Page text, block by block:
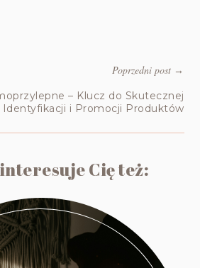
Poprzedni post→
– Klucz do Skutecznej
Identyfikacji i Promocji Produktów
Cię też: